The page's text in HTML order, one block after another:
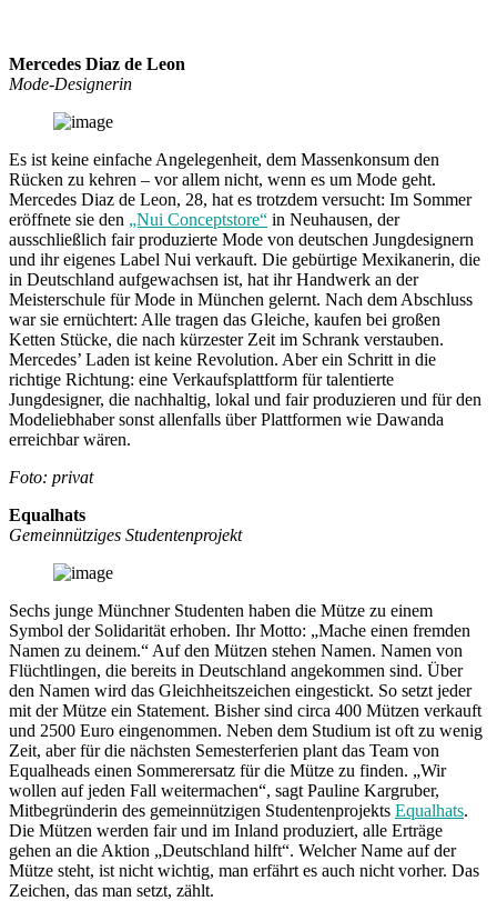
Mercedes Diaz de Leon
Mode-Designerin
Es ist keine einfache Angelegenheit, dem Massenkonsum den
Rücken zu kehren – vor allem nicht, wenn es um Mode geht.
Mercedes Diaz de Leon, 28, hat es trotzdem versucht: Im Sommer
eröffnete sie den „Nui Conceptstore“ in Neuhausen, der
ausschließlich fair produzierte Mode von deutschen Jungdesignern
und ihr eigenes Label Nui verkauft. Die gebürtige Mexikanerin, die
in Deutschland aufgewachsen ist, hat ihr Handwerk an der
Meisterschule für Mode in München gelernt. Nach dem Abschluss
war sie ernüchtert: Alle tragen das Gleiche, kaufen bei großen
Ketten Stücke, die nach kürzester Zeit im Schrank verstauben.
Mercedes’ Laden ist keine Revolution. Aber ein Schritt in die
richtige Richtung: eine Verkaufsplattform für talentierte
Jungdesigner, die nachhaltig, lokal und fair produzieren und für den
Modeliebhaber sonst allenfalls über Plattformen wie Dawanda
erreichbar wären.
Foto: privat
Equalhats
Gemeinnütziges Studentenprojekt
Sechs junge Münchner Studenten haben die Mütze zu einem
Symbol der Solidarität erhoben. Ihr Motto: „Mache einen fremden
Namen zu deinem.“ Auf den Mützen stehen Namen. Namen von
Flüchtlingen, die bereits in Deutschland angekommen sind. Über
den Namen wird das Gleichheitszeichen eingestickt. So setzt jeder
mit der Mütze ein Statement. Bisher sind circa 400 Mützen verkauft
und 2500 Euro eingenommen. Neben dem Studium ist oft zu wenig
Zeit, aber für die nächsten Semesterferien plant das Team von
Equalheads einen Sommerersatz für die Mütze zu finden. „Wir
wollen auf jeden Fall weitermachen“, sagt Pauline Kargruber,
Mitbegründerin des gemeinnützigen Studentenprojekts Equalhats.
Die Mützen werden fair und im Inland produziert, alle Erträge
gehen an die Aktion „Deutschland hilft“. Welcher Name auf der
Mütze steht, ist nicht wichtig, man erfährt es auch nicht vorher. Das
Zeichen, das man setzt, zählt.